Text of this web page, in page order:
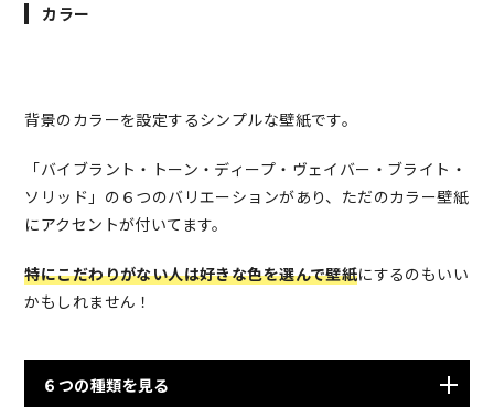
カラー
背景のカラーを設定するシンプルな壁紙です。
「バイブラント・トーン・ディープ・ヴェイバー・ブライト・
ソリッド」の６つのバリエーションがあり、ただのカラー壁紙
にアクセントが付いてます。
特にこだわりがない人は好きな色を選んで壁紙にするのもいい
かもしれません！
６つの種類を見る